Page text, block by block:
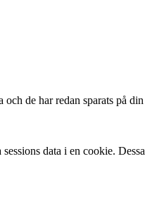
de har redan sparats på
data i en cookie.